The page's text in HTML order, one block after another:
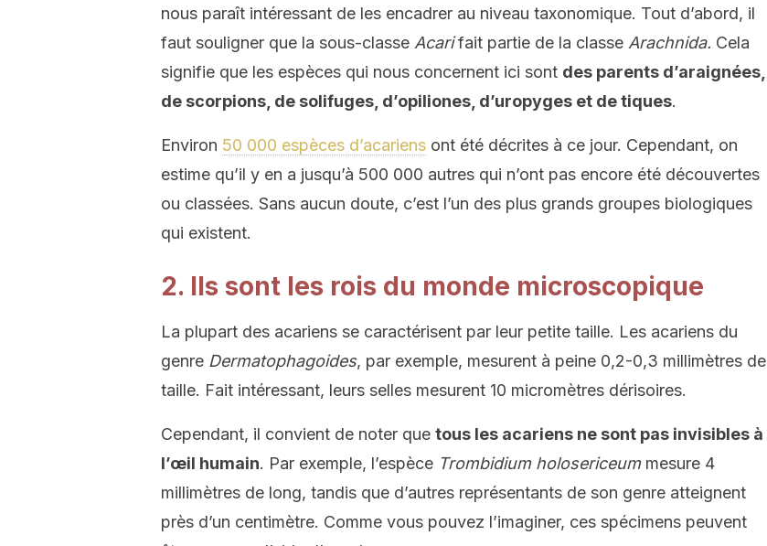
nous paraît intéressant de les encadrer au niveau taxonomique. Tout d’abord, il
faut souligner que la sous-classe Acarifait partie de la classe Arachnida. Cela
signifie que les espèces qui nous concernent ici sont des parents d’araignées,
de scorpions, de solifuges, d’opiliones, d’uropyges et de tiques.
Environ 50 000 espèces d’acariens ont été décrites à ce jour. Cependant, on
estime qu’il y en a jusqu’à 500 000 autres qui n’ont pas encore été découvertes
ou classées. Sans aucun doute, c’est l’un des plus grands groupes biologiques
qui existent.
2. Ils sont les rois du monde microscopique
La plupart des acariens se caractérisent par leur petite taille. Les acariens du
genre Dermatophagoides, par exemple, mesurent à peine 0,2-0,3 millimètres de
taille. Fait intéressant, leurs selles mesurent 10 micromètres dérisoires.
Cependant, il convient de noter que tous les acariens ne sont pas invisibles à
l’œil humain. Par exemple, l’espèce Trombidium holosericeum mesure 4
millimètres de long, tandis que d’autres représentants de son genre atteignent
près d’un centimètre. Comme vous pouvez l’imaginer, ces spécimens peuvent